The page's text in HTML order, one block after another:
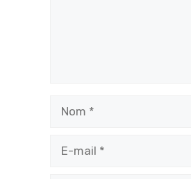
mail